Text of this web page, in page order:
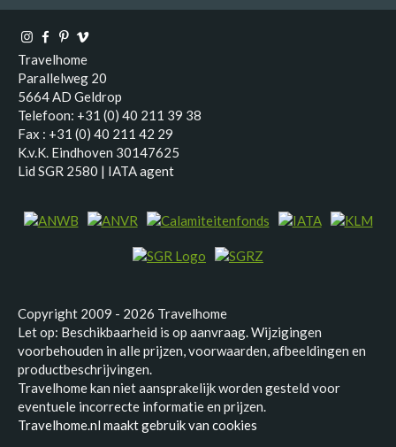
Travelhome
Parallelweg 20
5664 AD Geldrop
Telefoon: +31 (0) 40 211 39 38
Fax : +31 (0) 40 211 42 29
K.v.K. Eindhoven 30147625
Lid SGR 2580 | IATA agent
Copyright 2009 - 2026 Travelhome
Let op: Beschikbaarheid is op aanvraag. Wijzigingen
voorbehouden in alle prijzen, voorwaarden, afbeeldingen en
productbeschrijvingen.
Travelhome kan niet aansprakelijk worden gesteld voor
eventuele incorrecte informatie en prijzen.
Travelhome.nl maakt gebruik van cookies